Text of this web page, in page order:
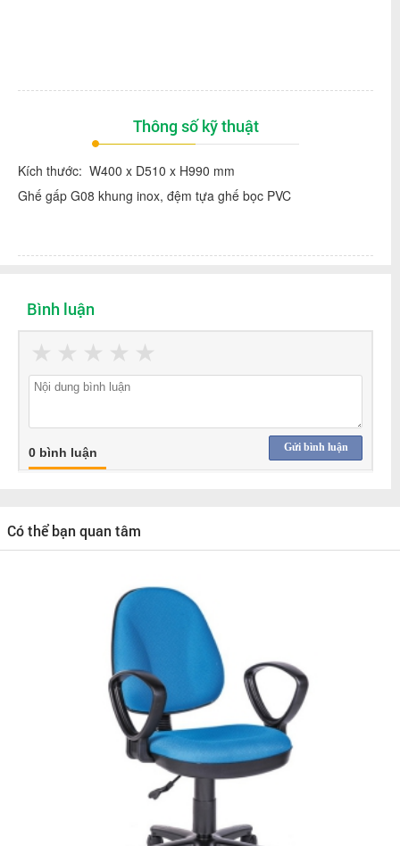
Thông số kỹ thuật
Kích thước: W400 x D510 x H990 mm
Ghế gấp G08 khung inox, đệm tựa ghế bọc PVC
Bình luận
★
★
★
★
★
Gửi bình luận
0 bình luận
Có thể bạn quan tâm